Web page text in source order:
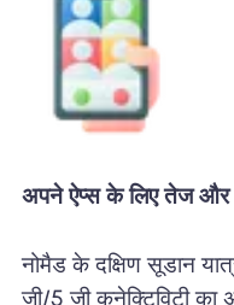
अपने ऐप्स के लिए तेज और
नोमैड के दक्षिण सूडान
जी/5 जी कनेक्टिविटी